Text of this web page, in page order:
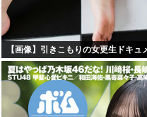
【画像】引きこもりの女更生ドキ